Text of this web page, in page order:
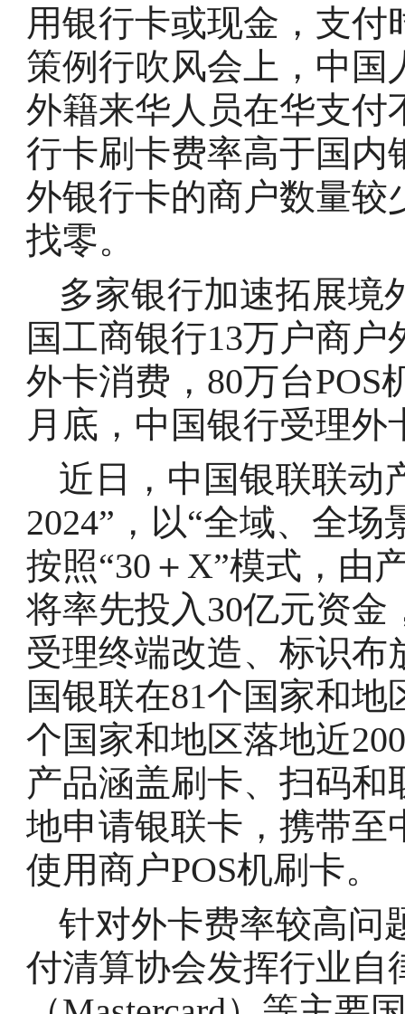
用银行卡或现金，支
策例行吹风会上，中国
外籍来华人员在华支付
行卡刷卡费率高于国内
外银行卡的商户数量较
找零。
多家银行加速拓展境
国工商银行13万户商户
外卡消费，80万台
月底，中国银行受理
近日，中国银联联动
2024”，以“全域、全
按照“30＋X”模式，由
将率先投入30亿元资
受理终端改造、标识
国银联在81个国家和
个国家和地区落地近
产品涵盖刷卡、扫码
地申请银联卡，携带至
使用商户POS机刷卡。
针对外卡费率较高问
付清算协会发挥行业自